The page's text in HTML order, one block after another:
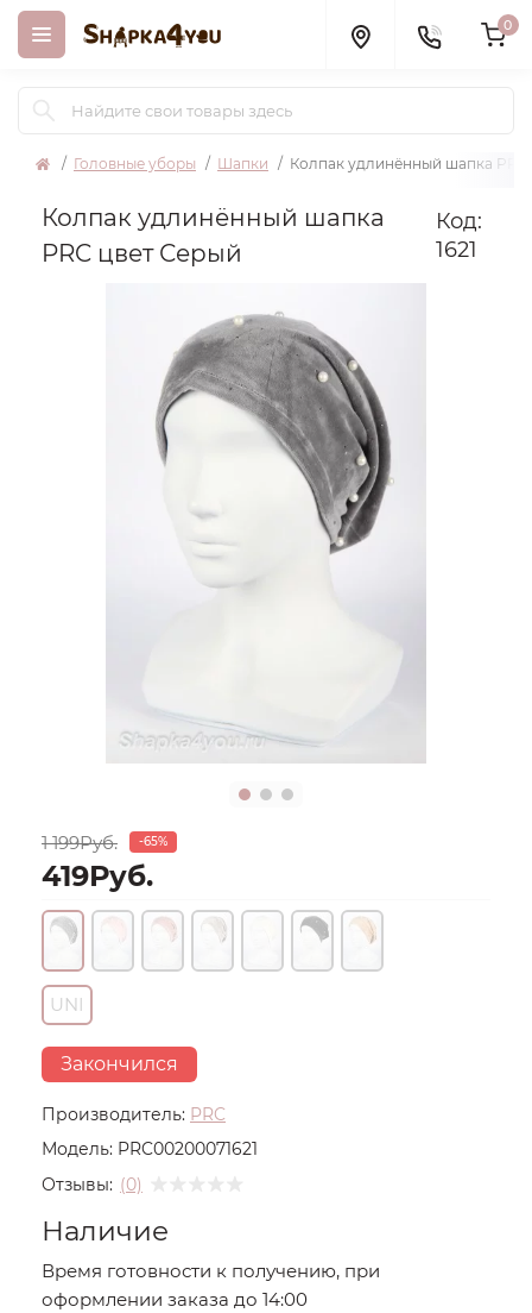
0
Головные уборы Шапки Колпак удлинённый шапка
Колпак удлинённый шапка
PRC цвет Серый
Код:
1621
Производитель: PRC
Модель: PRC00200071621
Отзывы: (0)
1 199Руб. -65%
419Руб.
UNI
Закончился
Наличие
Время готовности к получению, при
оформлении заказа до 14:00